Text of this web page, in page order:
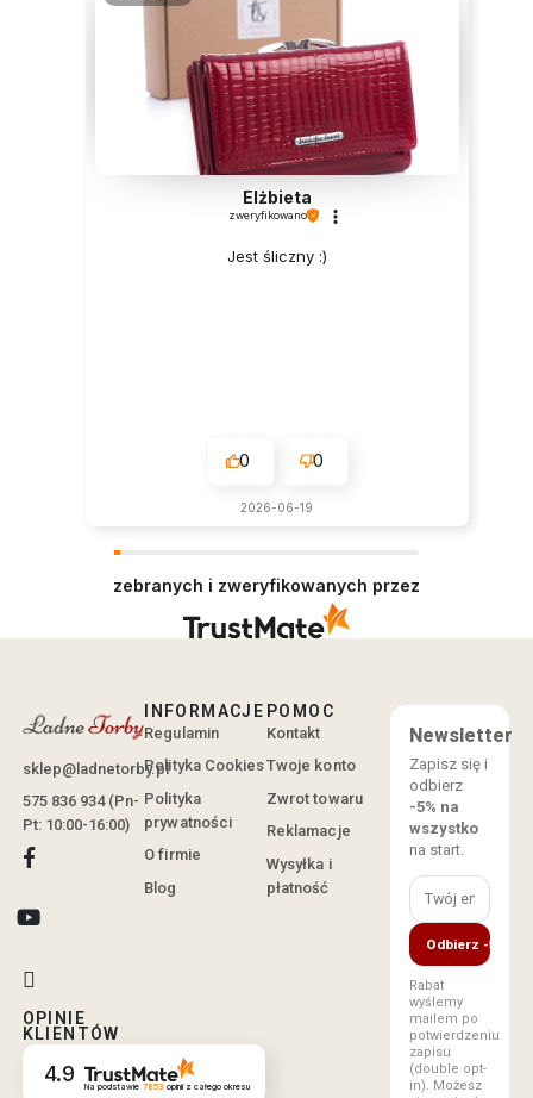
Elżbieta
zweryfikowano
Jest śliczny :)
0 0
2026-06-19
zebranych i zweryfikowanych przez
sklep@ladnetorby.pl
575 836 934 (Pn-
Pt: 10:00-16:00)
OPINIE
KLIENTÓW
4.9 Na podstawie 7853 opinii z całego okresu
INFORMACJE
Regulamin
Polityka Cookies
Polityka
prywatności
O firmie
Blog
POMOC
Kontakt
Twoje konto
Zwrot towaru
Reklamacje
Wysyłka i
płatność
Newsletter
Zapisz się i
odbierz
-5% na
wszystko
na start.
Odbierz -5%
Rabat
wyślemy
mailem po
potwierdzeniu
zapisu
(double opt-
in). Możesz